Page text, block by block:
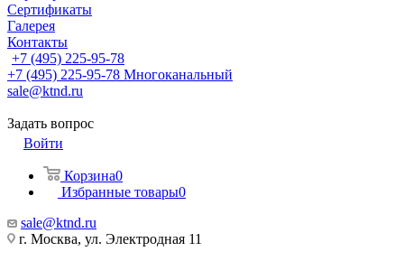
Сертификаты
Галерея
Контакты
+7 (495) 225-95-78
+7 (495) 225-95-78 Многоканальный
sale@ktnd.ru
Задать вопрос
Войти
Корзина0
Избранные товары0
sale@ktnd.ru
г. Москва, ул. Электродная 11